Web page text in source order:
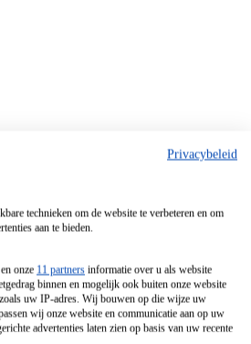
Privacybeleid
technieken om de website te verbeteren en om
aan te bieden.
onze 11 partners informatie over u als website
binnen en mogelijk ook buiten onze website
uw IP-adres. Wij bouwen op die wijze uw
wij onze website en communicatie aan op uw
advertenties laten zien op basis van uw recente